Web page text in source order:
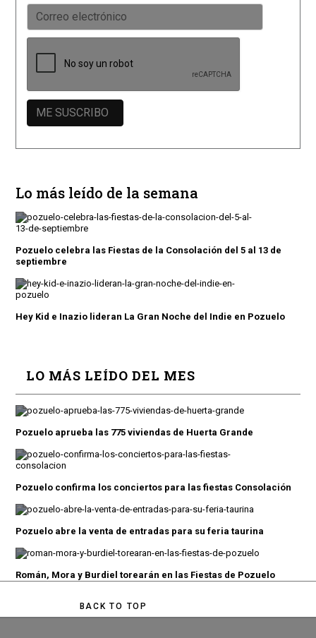
Lo más leído de la semana
Pozuelo celebra las Fiestas de la Consolación del 5 al 13 de
septiembre
Hey Kid e Inazio lideran La Gran Noche del Indie en Pozuelo
LO MÁS LEÍDO DEL MES
Pozuelo aprueba las 775 viviendas de Huerta Grande
Pozuelo confirma los conciertos para las fiestas Consolación
Pozuelo abre la venta de entradas para su feria taurina
Román, Mora y Burdiel torearán en las Fiestas de Pozuelo
BACK TO TOP